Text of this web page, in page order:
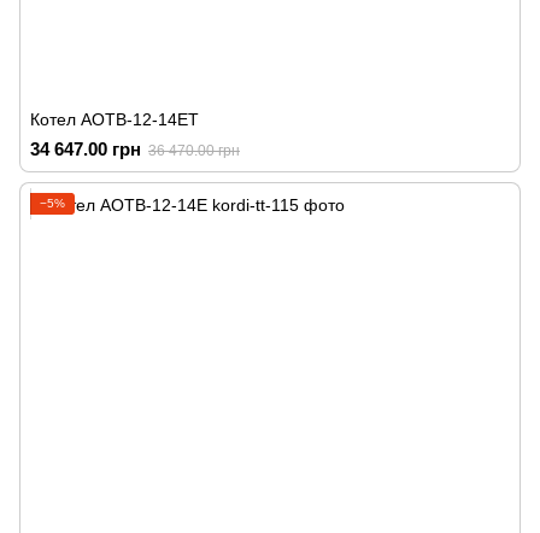
Котел АОТВ-12-14ЕТ
34 647.00 грн 36 470.00 грн
−5%